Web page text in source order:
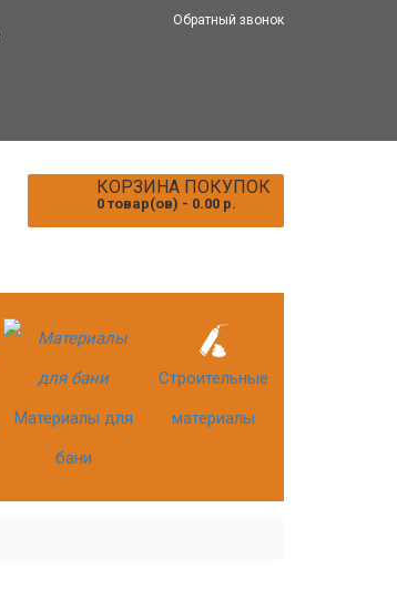
Обратный звонок
КОРЗИНА ПОКУПОК
0 товар(ов) - 0.00 р.
Материалы для
бани
Строительные
материалы